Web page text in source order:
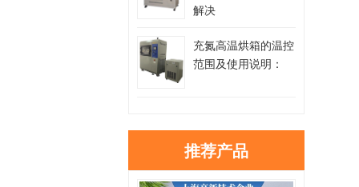
解决
充氮高温烘箱的温控
范围及使用说明：
推荐产品